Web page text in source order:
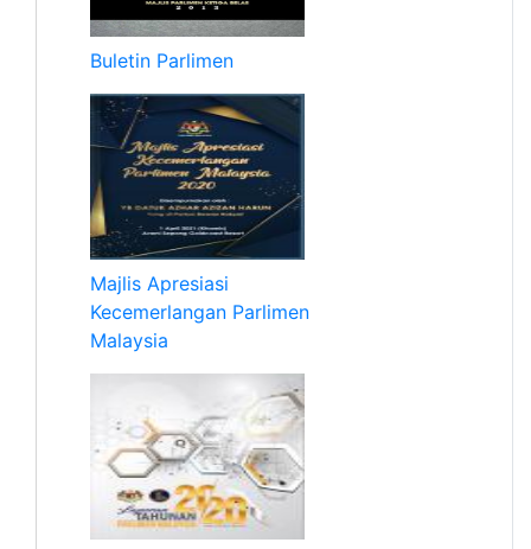
Buletin Parlimen
Majlis Apresiasi
Kecemerlangan Parlimen
Malaysia